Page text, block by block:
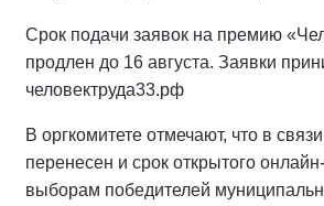
Срок подачи заявок на премию
продлен до 16 августа. Заявки
человектруда33.рф
В оргкомитете отмечают, что в
перенесен и срок открытого
выборам победителей